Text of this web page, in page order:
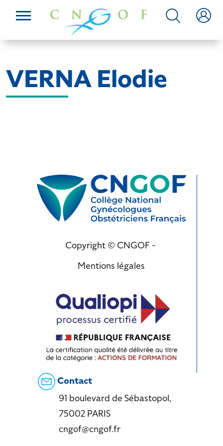
VERNA Elodie
Copyright © CNGOF -
Mentions légales
Contact
91 boulevard de Sébastopol,
75002 PARIS
cngof@cngof.fr